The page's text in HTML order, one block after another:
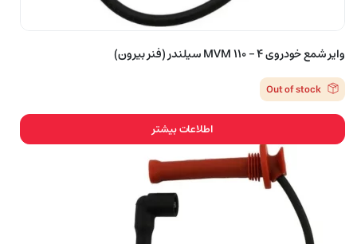
وایر شمع خودروی MVM 110 – 4 سیلندر (فنر بیرون)
Out of stock
اطلاعات بیشتر